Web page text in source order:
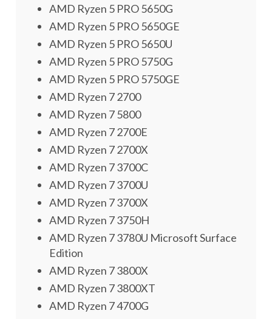
AMD Ryzen 5 PRO 5650G
AMD Ryzen 5 PRO 5650GE
AMD Ryzen 5 PRO 5650U
AMD Ryzen 5 PRO 5750G
AMD Ryzen 5 PRO 5750GE
AMD Ryzen 7 2700
AMD Ryzen 7 5800
AMD Ryzen 7 2700E
AMD Ryzen 7 2700X
AMD Ryzen 7 3700C
AMD Ryzen 7 3700U
AMD Ryzen 7 3700X
AMD Ryzen 7 3750H
AMD Ryzen 7 3780U Microsoft Surface
Edition
AMD Ryzen 7 3800X
AMD Ryzen 7 3800XT
AMD Ryzen 7 4700G